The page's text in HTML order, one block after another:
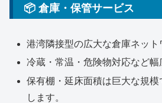
📦 倉庫・保管サービス
港湾隣接型の広大な倉庫ネット
冷蔵・常温・危険物対応など幅
保有棚・延床面積は巨大な規
します。